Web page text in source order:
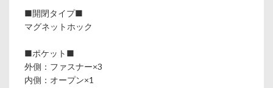
■開閉タイプ■
マグネットホック
■ポケット■
外側：ファスナー×3
内側：オープン×1